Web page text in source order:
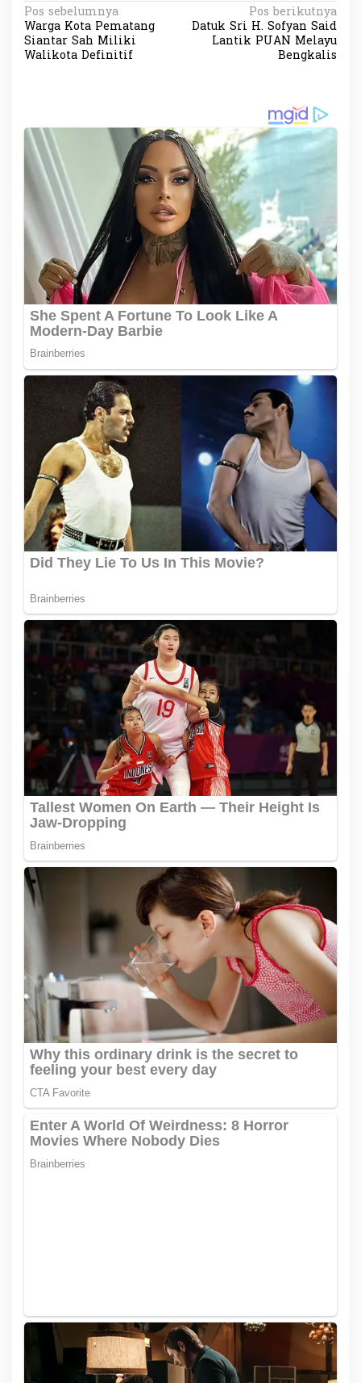
N
a
v
a
s
p
o
s
Pos sebelumnya
Warga Kota Pematang
Siantar Sah Miliki
Walikota Definitif
Pos berikutnya
Datuk Sri H. Sofyan Said
Lantik PUAN Melayu
Bengkalis